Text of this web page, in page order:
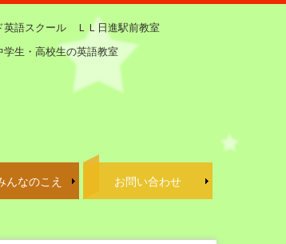
英語スクール ＬＬ日進駅前教室
生・高校生の英語教室
会 感想
んなのこえ
お問い合わせ